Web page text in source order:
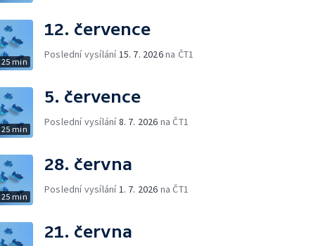
25 min
12. července
Poslední vysílání 15. 7. 2026na ČT1
25 min
5. července
Poslední vysílání8. 7. 2026 na ČT1
25 min
28. června
Poslední vysílání 1. 7. 2026 na ČT1
21. června